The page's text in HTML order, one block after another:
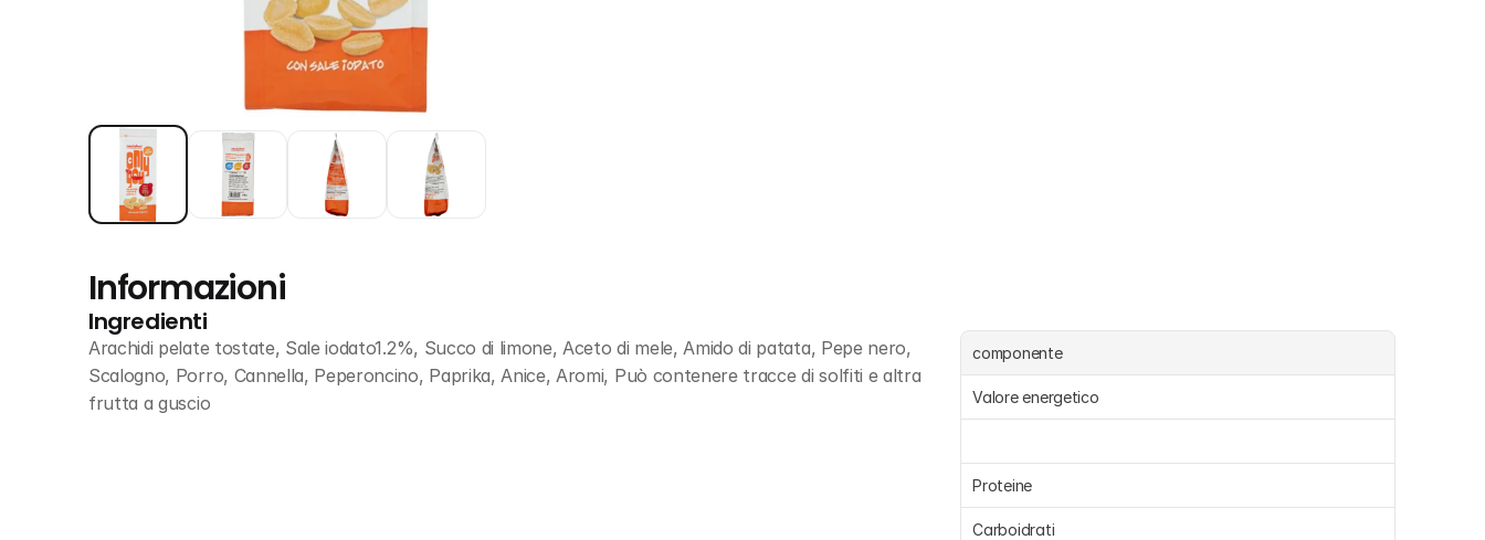
Informazioni
Ingredienti
Arachidi pelate tostate, Sale iodato1.2%, Succo di limone, Aceto di mele, Amido di patata, Pepe nero,
Scalogno, Porro, Cannella, Peperoncino, Paprika, Anice, Aromi, Può contenere tracce di solfiti e altra
frutta a guscio
componente
Valore energetico
Proteine
Carboidrati